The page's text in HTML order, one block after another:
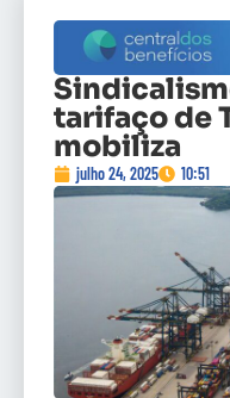
tarifaço de
mobiliza
julho 24, 2025 10:51